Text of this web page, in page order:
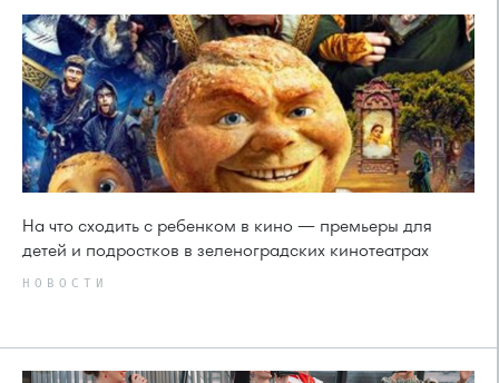
На что сходить с ребенком в кино — премьеры для
детей и подростков в зеленоградских кинотеатрах
НОВОСТИ